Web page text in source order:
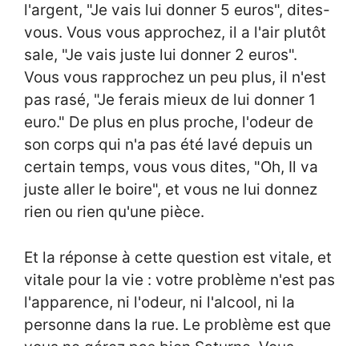
l'argent, "Je vais lui donner 5 euros", dites-
vous. Vous vous approchez, il a l'air plutôt
sale, "Je vais juste lui donner 2 euros".
Vous vous rapprochez un peu plus, il n'est
pas rasé, "Je ferais mieux de lui donner 1
euro." De plus en plus proche, l'odeur de
son corps qui n'a pas été lavé depuis un
certain temps, vous vous dites, "Oh, Il va
juste aller le boire", et vous ne lui donnez
rien ou rien qu'une pièce.
Et la réponse à cette question est vitale, et
vitale pour la vie : votre problème n'est pas
l'apparence, ni l'odeur, ni l'alcool, ni la
personne dans la rue. Le problème est que